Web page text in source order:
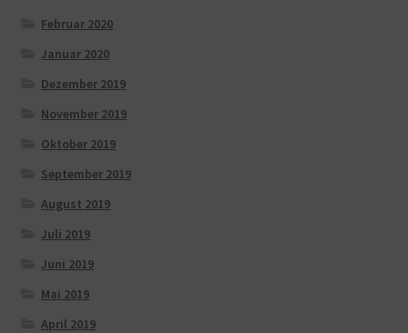
Februar 2020
Januar 2020
Dezember 2019
November 2019
Oktober 2019
September 2019
August 2019
Juli 2019
Juni 2019
Mai 2019
April 2019